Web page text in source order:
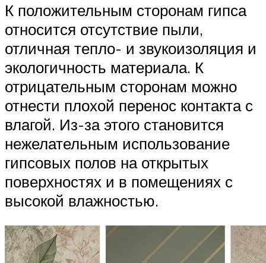
К положительным сторонам гипса
относится отсутствие пыли,
отличная тепло- и звукоизоляция и
экологичность материала. К
отрицательным сторонам можно
отнести плохой перенос контакта с
влагой. Из-за этого становится
нежелательным использование
гипсовых полов на открытых
поверхностях и в помещениях с
высокой влажностью.